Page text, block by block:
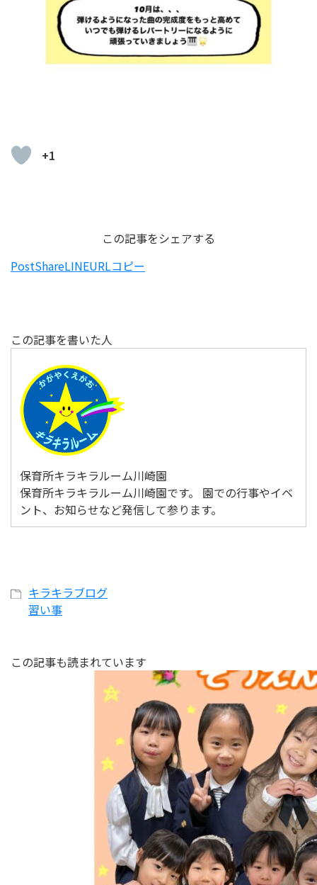
+1
この記事をシェアする
PostShareLINEURLコピー
この記事を書いた人
保育所キラキラルーム川崎園
保育所キラキラルーム川崎園です。 園での行事やイベ
ント、お知らせなど発信して参ります。
キラキラブログ
習い事
この記事も読まれています